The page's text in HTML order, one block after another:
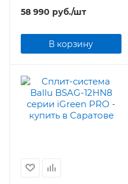
Platinum Evolution DC
Inverter
58 990 руб./шт
В корзину